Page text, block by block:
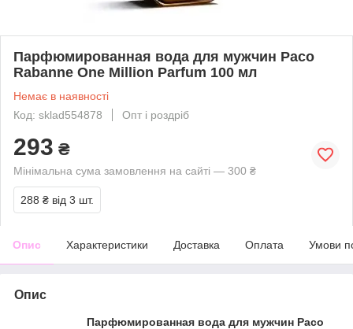
Парфюмированная вода для мужчин Paco
Rabanne One Million Parfum 100 мл
Немає в наявності
Код: sklad554878
Опт і роздріб
293 ₴
Мінімальна сума замовлення на сайті — 300 ₴
288 ₴ від 3 шт.
Опис Характеристики Доставка Оплата Умови
Опис
Парфюмированная вода для мужчин Paco